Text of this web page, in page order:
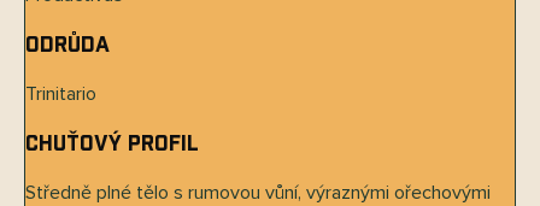
Odrůda
Trinitario
Chuťový profil
Středně plné tělo s rumovou vůní, výraznými ořechovými